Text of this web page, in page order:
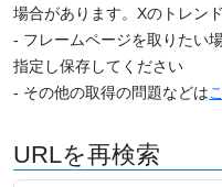
場合があります。Xのトレン
- フレームページを取りたい
指定し保存してください
- その他の取得の問題などは
URLを再検索